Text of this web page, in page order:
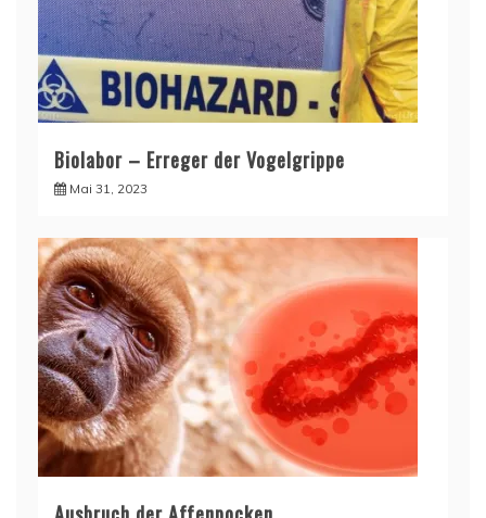
Biolabor – Erreger der Vogelgrippe
Mai 31, 2023